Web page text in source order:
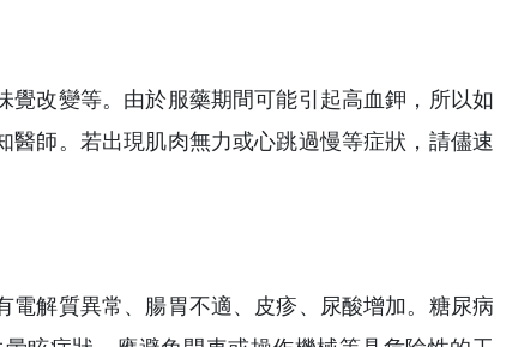
改變等。由於服藥期間可能引起高血鉀，所以如
師。若出現肌肉無力或心跳過慢等症狀，請儘速
解質異常、腸胃不適、皮疹、尿酸增加。糖尿病